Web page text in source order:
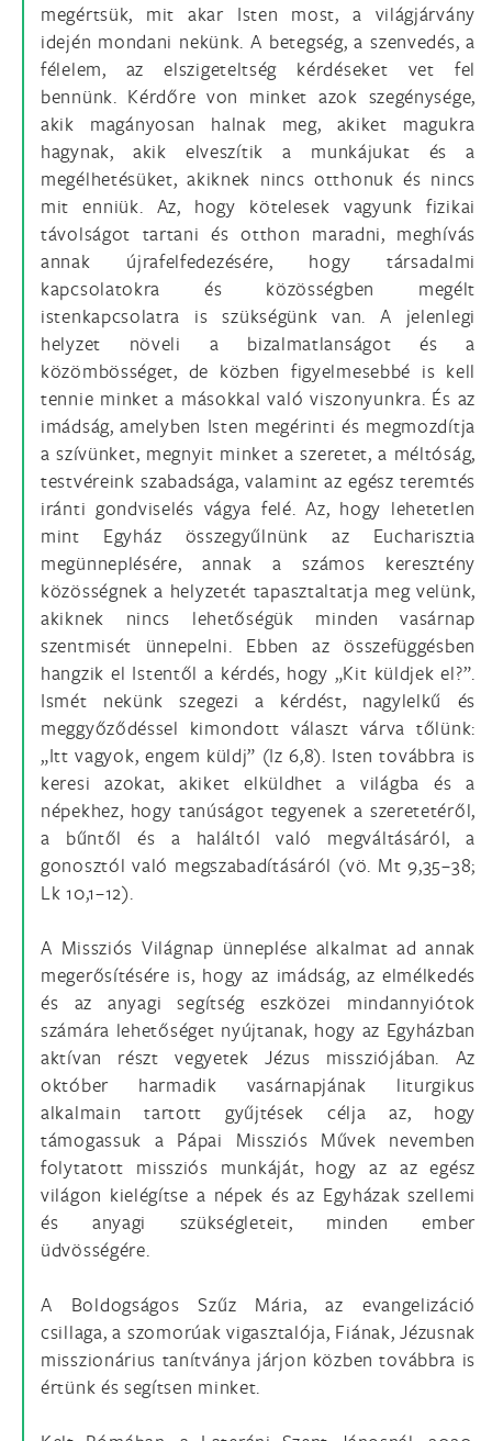
megértsük, mit akar Isten most, a világjárvány
idején mondani nekünk. A betegség, a szenvedés, a
félelem, az elszigeteltség kérdéseket vet fel
bennünk. Kérdőre von minket azok szegénysége,
akik magányosan halnak meg, akiket magukra
hagynak, akik elveszítik a munkájukat és a
megélhetésüket, akiknek nincs otthonuk és nincs
mit enniük. Az, hogy kötelesek vagyunk fizikai
távolságot tartani és otthon maradni, meghívás
annak újrafelfedezésére, hogy társadalmi
kapcsolatokra és közösségben megélt
istenkapcsolatra is szükségünk van. A jelenlegi
helyzet növeli a bizalmatlanságot és a
közömbösséget, de közben figyelmesebbé is kell
tennie minket a másokkal való viszonyunkra. És az
imádság, amelyben Isten megérinti és megmozdítja
a szívünket, megnyit minket a szeretet, a méltóság,
testvéreink szabadsága, valamint az egész teremtés
iránti gondviselés vágya felé. Az, hogy lehetetlen
mint Egyház összegyűlnünk az Eucharisztia
megünneplésére, annak a számos keresztény
közösségnek a helyzetét tapasztaltatja meg velünk,
akiknek nincs lehetőségük minden vasárnap
szentmisét ünnepelni. Ebben az összefüggésben
hangzik el Istentől a kérdés, hogy „Kit küldjek el?”.
Ismét nekünk szegezi a kérdést, nagylelkű és
meggyőződéssel kimondott választ várva tőlünk:
„Itt vagyok, engem küldj” (Iz 6,8). Isten továbbra is
keresi azokat, akiket elküldhet a világba és a
népekhez, hogy tanúságot tegyenek a szeretetéről,
a bűntől és a haláltól való megváltásáról, a
gonosztól való megszabadításáról (vö. Mt 9,35–38;
Lk 10,1–12).
A Missziós Világnap ünneplése alkalmat ad annak
megerősítésére is, hogy az imádság, az elmélkedés
és az anyagi segítség eszközei mindannyiótok
számára lehetőséget nyújtanak, hogy az Egyházban
aktívan részt vegyetek Jézus missziójában. Az
október harmadik vasárnapjának liturgikus
alkalmain tartott gyűjtések célja az, hogy
támogassuk a Pápai Missziós Művek nevemben
folytatott missziós munkáját, hogy az az egész
világon kielégítse a népek és az Egyházak szellemi
és anyagi szükségleteit, minden ember
üdvösségére.
A Boldogságos Szűz Mária, az evangelizáció
csillaga, a szomorúak vigasztalója, Fiának, Jézusnak
misszionárius tanítványa járjon közben továbbra is
értünk és segítsen minket.